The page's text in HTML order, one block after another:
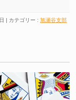
カテゴリー :旭瀬谷支部